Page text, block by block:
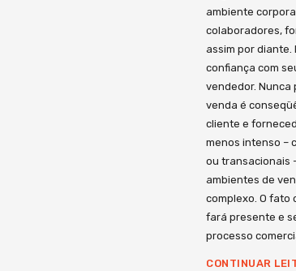
ambiente
colaboradores,
assim por diante.
confiança com
vendedor. Nunca
venda é
cliente e
menos intenso –
ou transacionais
ambientes de
complexo. O fato
fará presente e
processo
CONTINUAR